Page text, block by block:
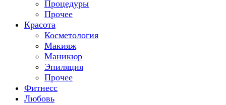
Процедуры
Прочее
Красота
Косметология
Макияж
Маникюр
Эпиляция
Прочее
Фитнесс
Любовь